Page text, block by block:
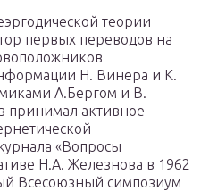
теории
первых переводов на
Н. Винера и К.
А.Бергом и В.
принимал активное
«Вопросы
Н.А. Железнова в 1962
Всесоюзный симпозиум